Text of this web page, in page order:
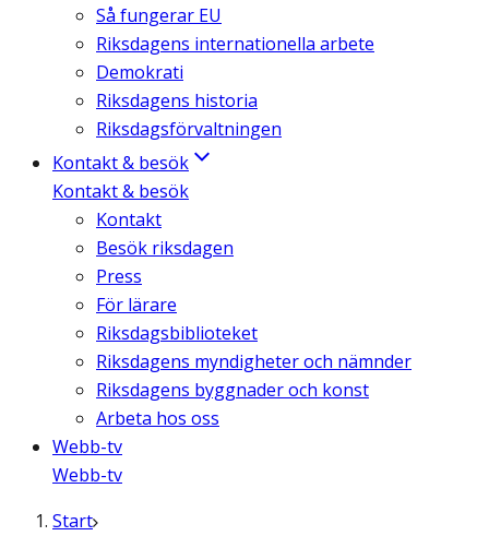
Så fungerar EU
Riksdagens internationella arbete
Demokrati
Riksdagens historia
Riksdagsförvaltningen
Kontakt & besök
Kontakt & besök
Kontakt
Besök riksdagen
Press
För lärare
Riksdagsbiblioteket
Riksdagens myndigheter och nämnder
Riksdagens byggnader och konst
Arbeta hos oss
Webb-tv
Webb-tv
Start